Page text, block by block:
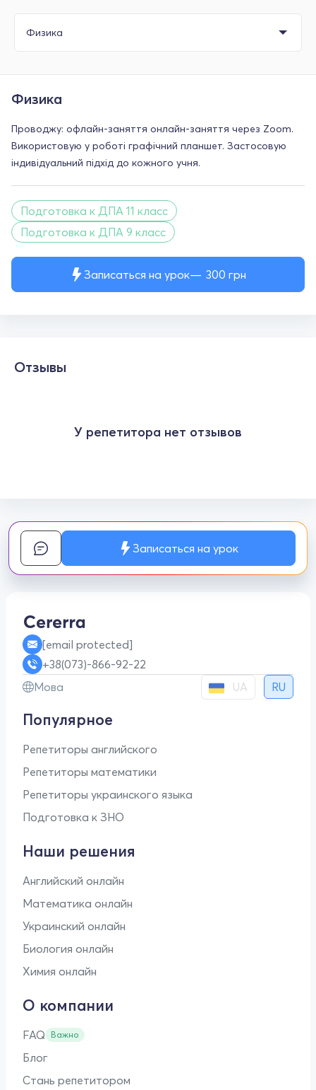
Записаться на урок 300 грн
Физика
Проводжу: офлайн-заняття онлайн-заняття через Zoom.
Використовую у роботі графічний планшет. Застосовую
індивідуальний підхід до кожного учня.
Подготовка к ДПА 11 класс
Подготовка к ДПА 9 класс
Отзывы
У репетитора нет отзывов
Записаться на урок
[email protected]
+38(073)-866-92-22
Мова
UA RU
Популярное
Репетиторы английского
Репетиторы математики
Репетиторы украинского языка
Подготовка к ЗНО
Наши решения
Английский онлайн
Математика онлайн
Украинский онлайн
Биология онлайн
Химия онлайн
О компании
FAQ Важно
Блог
Стань репетитором